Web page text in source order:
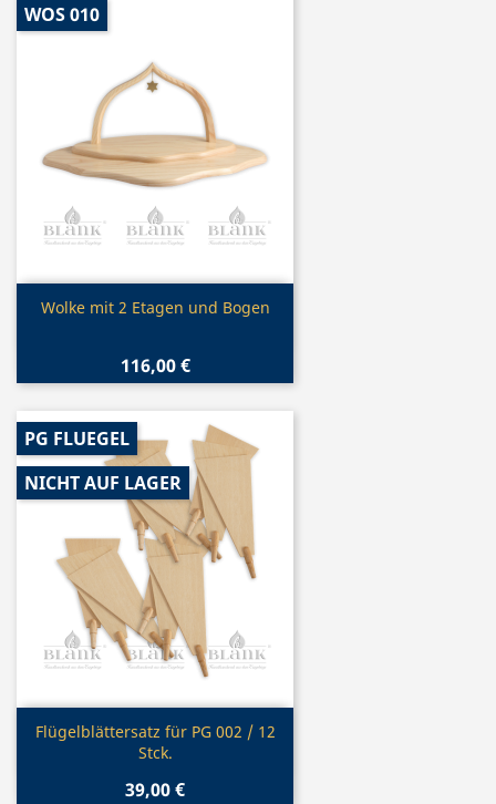
 Vorschau
Wolke mit 2 Etagen und Bogen
116,00 €
WOS 010
Vorschau
Flügelblättersatz für PG 002 / 12
Stck.
39,00 €
PG FLUEGEL
NICHT AUF LAGER